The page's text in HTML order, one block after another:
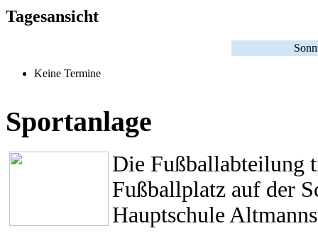
Tagesansicht
Keine Termine
Sportanlage
Die Fußballabteilung
Fußballplatz auf der
Hauptschule